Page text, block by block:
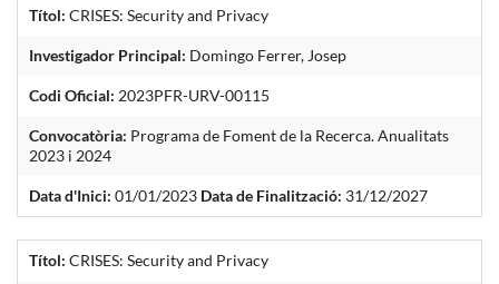
Títol: CRISES: Security and Privacy
Investigador Principal: Domingo Ferrer, Josep
Codi Oficial: 2023PFR-URV-00115
Convocatòria: Programa de Foment de la Recerca. Anualitats
2023 i 2024
Data d'Inici: 01/01/2023 Data de Finalització: 31/12/2027
Títol: CRISES: Security and Privacy